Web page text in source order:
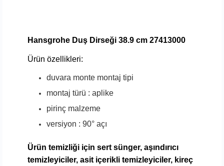
Hansgrohe Duş Dirseği 38.9 cm 27413000
Ürün özellikleri:
duvara monte montaj tipi
montaj türü : aplike
pirinç malzeme
versiyon : 90° açı
Ürün temizliği için sert sünger, aşındırıcı
temizleyiciler, asit içerikli temizleyiciler, kireç